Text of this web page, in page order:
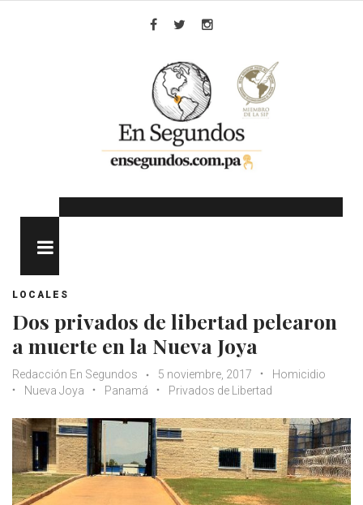
LOCALES
Dos privados de libertad pelearon
a muerte en la Nueva Joya
Redacción En Segundos 5 noviembre, 2017
Homicidio
Nueva Joya
Panamá Privados de Libertad